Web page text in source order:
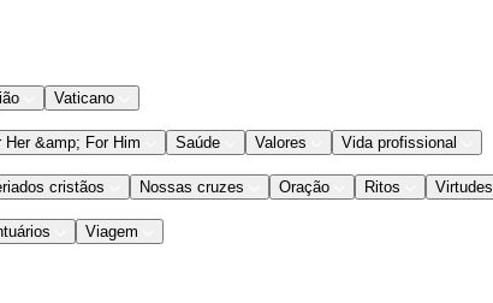
Vaticano
Her &amp; For Him Saúde Valores Vida profissional
cristãos Nossas cruzes Oração Ritos Virtudes
Viagem